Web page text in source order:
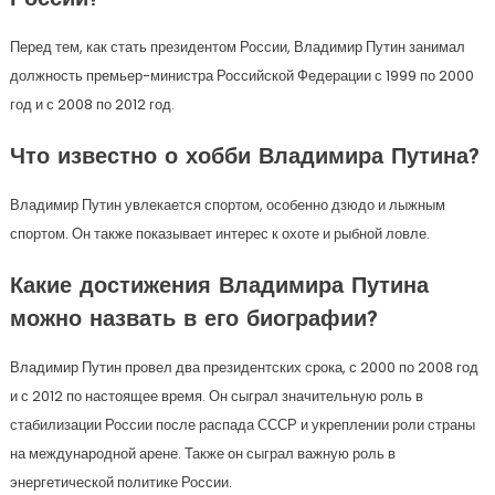
Перед тем, как стать президентом России, Владимир Путин занимал
должность премьер-министра Российской Федерации с 1999 по 2000
год и с 2008 по 2012 год.
Что известно о хобби Владимира Путина?
Владимир Путин увлекается спортом, особенно дзюдо и лыжным
спортом. Он также показывает интерес к охоте и рыбной ловле.
Какие достижения Владимира Путина
можно назвать в его биографии?
Владимир Путин провел два президентских срока, с 2000 по 2008 год
и с 2012 по настоящее время. Он сыграл значительную роль в
стабилизации России после распада СССР и укреплении роли страны
на международной арене. Также он сыграл важную роль в
энергетической политике России.